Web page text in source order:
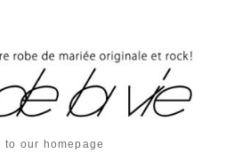
to our homepage